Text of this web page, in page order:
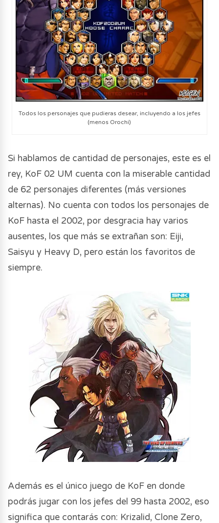
Todos los personajes que pudieras desear, incluyendo a los jefes
(menos Orochi)
Si hablamos de cantidad de personajes, este es el
rey, KoF 02 UM cuenta con la miserable cantidad
de 62 personajes diferentes (más versiones
alternas). No cuenta con todos los personajes de
KoF hasta el 2002, por desgracia hay varios
ausentes, los que más se extrañan son: Eiji,
Saisyu y Heavy D, pero están los favoritos de
siempre.
Además es el único juego de KoF en donde
podrás jugar con los jefes del 99 hasta 2002, eso
significa que contarás con: Krizalid, Clone Zero,